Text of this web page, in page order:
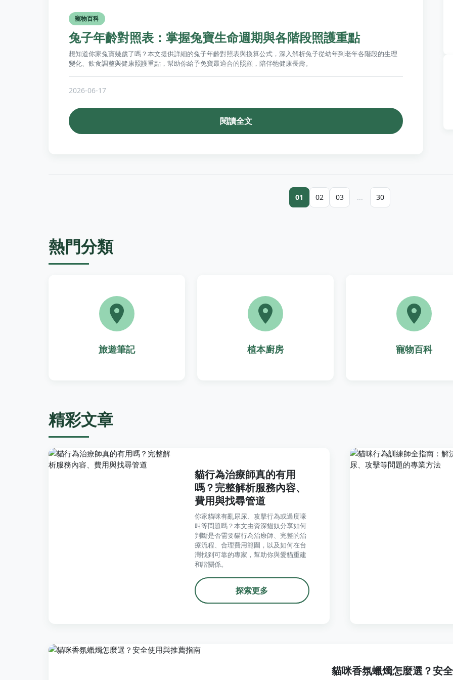
寵物百科
兔子年齡對照表：掌握兔寶生命週期與各階段照護重點
想知道你家兔寶幾歲了嗎？本文提供詳細的兔子年齡對照表與換算公式，深入解析兔子從幼年到老年各階段的生理
變化、飲食調整與健康照護重點，幫助你給予兔寶最適合的照顧，陪伴牠健康長壽。
2026-06-17
閱讀全文
01 02 03 ... 30
熱門分類
旅遊筆記 植本廚房 寵物百科
精彩文章
貓行為治療師真的有用
嗎？完整解析服務內容、
費用與找尋管道
你家貓咪有亂尿尿、攻擊行為或過度嚎
叫等問題嗎？本文由資深貓奴分享如何
判斷是否需要貓行為治療師、完整的治
療流程、合理費用範圍，以及如何在台
灣找到可靠的專家，幫助你與愛貓重建
和諧關係。
探索更多
貓咪香氛蠟燭怎麼選？安